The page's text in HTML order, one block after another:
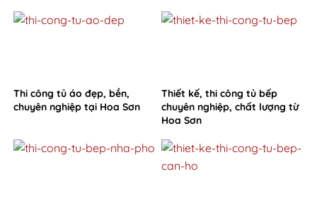
Thi công tủ áo đẹp, bền,
chuyên nghiệp tại Hoa Sơn
Thiết kế, thi công tủ bếp
chuyên nghiệp, chất lượng từ
Hoa Sơn